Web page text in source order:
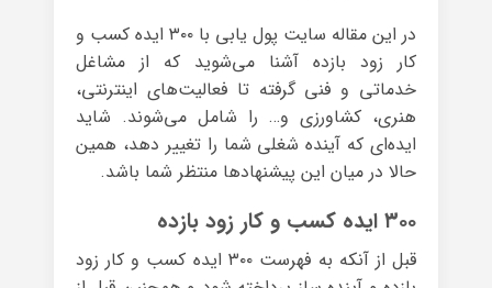
در این مقاله سایت پول یابی با ۳۰۰ ایده کسب و
کار زود بازده آشنا می‌شوید که از مشاغل
خدماتی و فنی گرفته تا فعالیت‌های اینترنتی،
هنری، کشاورزی و… را شامل می‌شوند. شاید
ایده‌ای که آینده شغلی شما را تغییر دهد، همین
حالا در میان این پیشنهادها منتظر شما باشد.
۳۰۰ ایده کسب و کار زود بازده
قبل از آنکه به فهرست ۳۰۰ ایده کسب و کار زود